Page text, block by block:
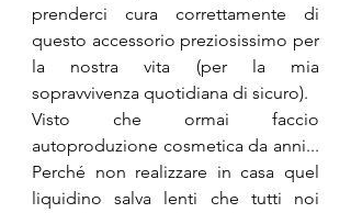
prenderci cura correttamente di
questo accessorio preziosissimo per
la nostra vita (per la mia
sopravvivenza quotidiana di sicuro).
Visto che ormai faccio
autoproduzione cosmetica da anni...
Perché non realizzare in casa quel
liquidino salva lenti che tutti noi